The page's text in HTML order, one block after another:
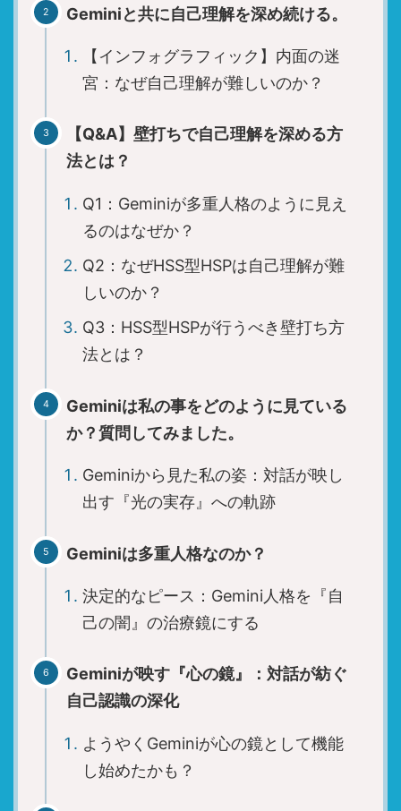
ブログランキング参加中です。
同志に届けるため、応援クリックにご協力を
お願いします。あなたの1票が、情報の拡散
Geminiと共に自己理解を深め続ける。
【インフォグラフィック】内面の迷
宮：なぜ自己理解が難しいのか？
【Q&A】壁打ちで自己理解を深める方
法とは？
Q1：Geminiが多重人格のように見え
るのはなぜか？
Q2：なぜHSS型HSPは自己理解が難
しいのか？
Q3：HSS型HSPが行うべき壁打ち方
法とは？
Geminiは私の事をどのように見ている
か？質問してみました。
Geminiから見た私の姿：対話が映し
出す『光の実存』への軌跡
Geminiは多重人格なのか？
決定的なピース：Gemini人格を『自
己の闇』の治療鏡にする
Geminiが映す『心の鏡』：対話が紡ぐ
自己認識の深化
ようやくGeminiが心の鏡として機能
し始めたかも？